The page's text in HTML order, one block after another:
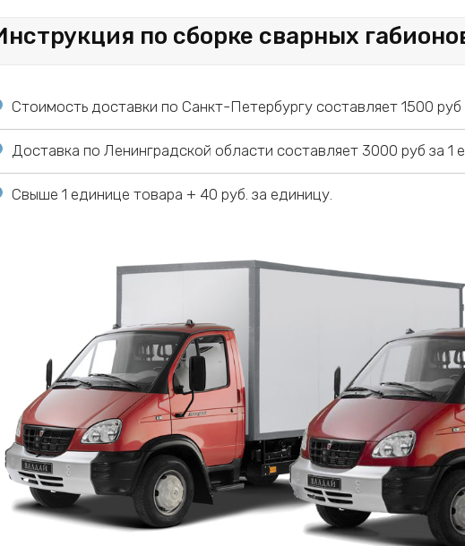
по сборке сварных
Стоимость доставки по Санкт-Петербургу составляет 1500 руб
Доставка по Ленинградской области составляет 3000 руб за 1
Свыше 1 единице товара + 40 руб. за единицу.